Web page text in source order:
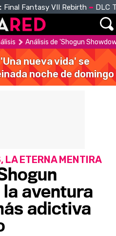
Final Fantasy VII Rebirth DLC
Análisis de 'Shogun
nueva vida' se
noche de domingo
aventura
adictiva
LA ETERNA MENTIRA